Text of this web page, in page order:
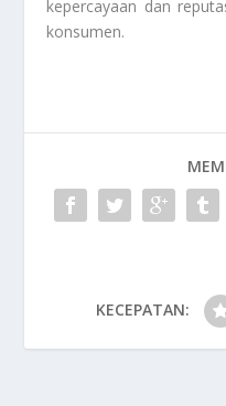
kepercayaan dan
konsumen.
KECEPATAN: